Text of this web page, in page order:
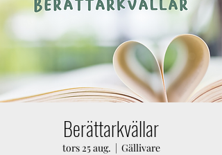
Berättarkvällar
tors 25 aug.
  |
Gällivare